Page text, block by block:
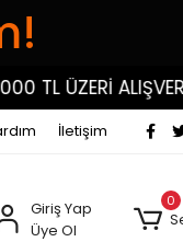
ÜZERİ
İletişim
Giriş Yap
Üye Ol
0